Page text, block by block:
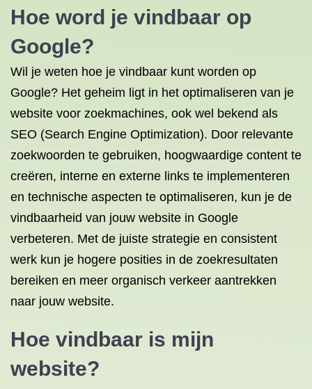
Hoe word je vindbaar op
Google?
Wil je weten hoe je vindbaar kunt worden op
Google? Het geheim ligt in het optimaliseren van je
website voor zoekmachines, ook wel bekend als
SEO (Search Engine Optimization). Door relevante
zoekwoorden te gebruiken, hoogwaardige content te
creëren, interne en externe links te implementeren
en technische aspecten te optimaliseren, kun je de
vindbaarheid van jouw website in Google
verbeteren. Met de juiste strategie en consistent
werk kun je hogere posities in de zoekresultaten
bereiken en meer organisch verkeer aantrekken
naar jouw website.
Hoe vindbaar is mijn
website?